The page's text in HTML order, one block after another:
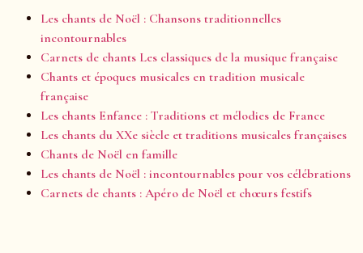
Les chants de Noël : Chansons traditionnelles
incontournables
Carnets de chants Les classiques de la musique française
Chants et époques musicales en tradition musicale
française
Les chants Enfance : Traditions et mélodies de France
Les chants du XXe siècle et traditions musicales françaises
Chants de Noël en famille
Les chants de Noël : incontournables pour vos célébrations
Carnets de chants : Apéro de Noël et chœurs festifs